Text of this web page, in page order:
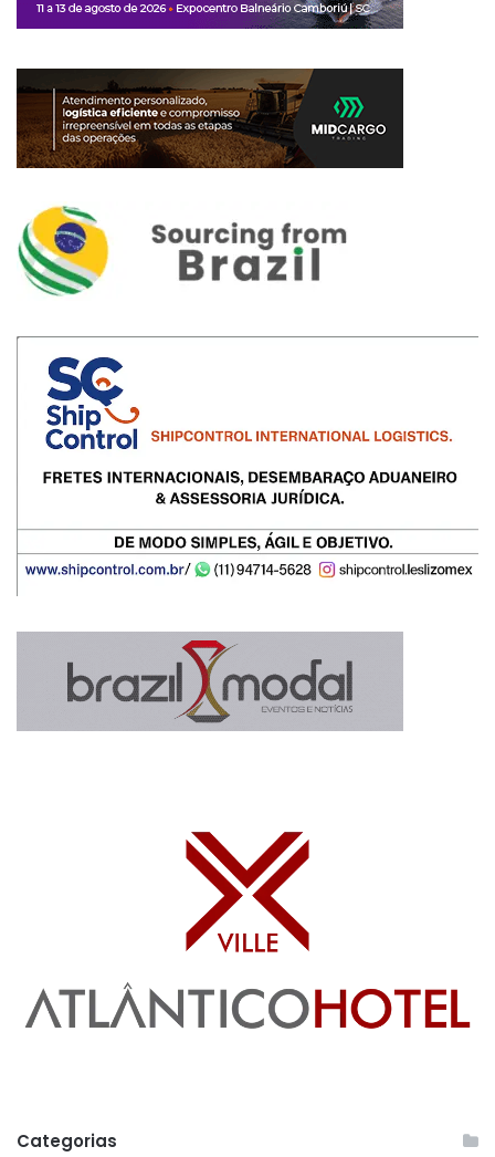
Categorias